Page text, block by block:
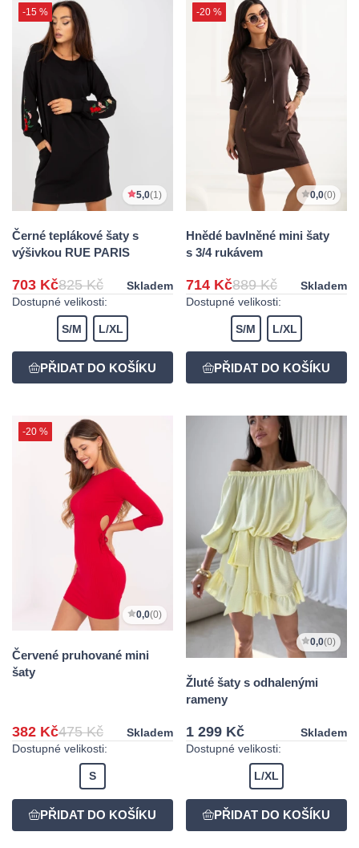
-15 %
5,0(1)
Černé teplákové šaty s
výšivkou RUE PARIS
703 Kč825 Kč
Skladem
Dostupné velikosti:
S/M L/XL
-20 %
0,0(0)
Hnědé bavlněné mini šaty
s 3/4 rukávem
714 Kč889 Kč
Skladem
Dostupné velikosti:
S/M L/XL
-20 %
0,0(0)
Červené pruhované mini
šaty
382 Kč475 Kč
Skladem
Dostupné velikosti:
S
0,0(0)
Žluté šaty s odhalenými
rameny
1 299 Kč
Skladem
Dostupné velikosti:
L/XL